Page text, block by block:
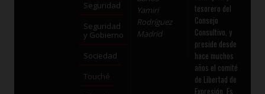
Seguridad
Seguridad
y Gobierno
Sociedad
Touché
Yamiri
Rodríguez
Madrid
tesorero del
Consejo
Consultivo, y
preside desde
hace muchos
años el comité
de Libertad de
Expresión. Es